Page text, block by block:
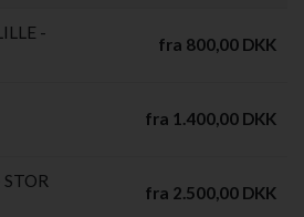
-
fra 800,00 DKK
fra 1.400,00 DKK
fra 2.500,00 DKK